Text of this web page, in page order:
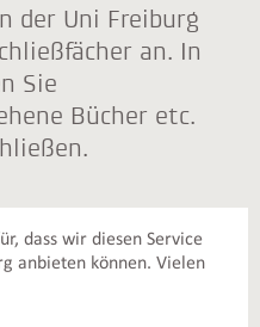
der Uni Freiburg
an. In
Sie
Bücher etc.
dass wir diesen Service
anbieten können. Vielen